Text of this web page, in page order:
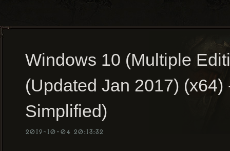
Windows 10 (Multiple
(Updated Jan 2017)
Simplified)
2019-10-04 20:13:32